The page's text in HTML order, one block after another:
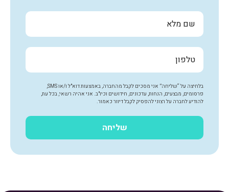
בלחיצה על “שליחה” אני מסכים לקבל מהחברה, באמצעות דוא"ל ו/או SMS,
פרסומים, מבצעים, הנחות, עדכונים, חידושים וכיו"ב. אני אהיה רשאי, בכל עת,
להודיע לחברה על רצוני להפסיק לקבל דיוור כאמור.
שליחה